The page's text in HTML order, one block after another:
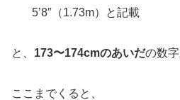
5’8″（1.73m）と記載
と、 173〜174cmのあいだの数
ここまでくると、